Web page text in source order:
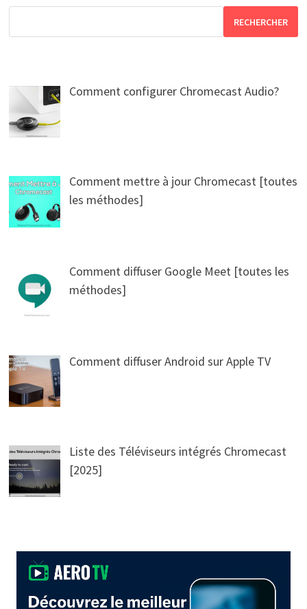
RECHERCHER
Comment configurer Chromecast Audio?
Comment mettre à jour Chromecast [toutes
les méthodes]
Comment diffuser Google Meet [toutes les
méthodes]
Comment diffuser Android sur Apple TV
Liste des Téléviseurs intégrés Chromecast
[2025]